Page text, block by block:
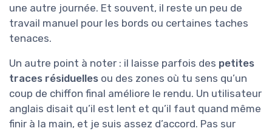
une autre journée. Et souvent, il reste un peu de
travail manuel pour les bords ou certaines taches
tenaces.
Un autre point à noter : il laisse parfois des petites
traces résiduelles ou des zones où tu sens qu’un
coup de chiffon final améliore le rendu. Un utilisateur
anglais disait qu’il est lent et qu’il faut quand même
finir à la main, et je suis assez d’accord. Pas sur